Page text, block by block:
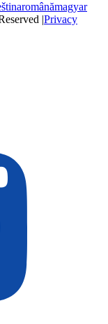
românămagyar
|Privacy